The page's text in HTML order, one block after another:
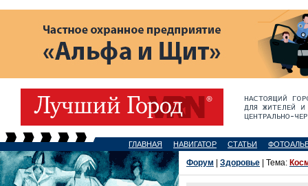
ГЛАВНАЯ НАВИГАТОР СТАТЬИ
Форум Здоровье | Тема: